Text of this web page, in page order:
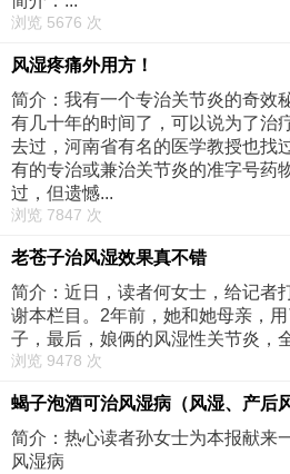
浏览 5676 次
风湿疼痛外用方！
简介：我有一个专治关节炎的奇效
有几十年的时间了，可以说为了治
去过，河南省有名的医学教授也找
有的专治或兼治关节炎的准字号药
过，但遗憾...
浏览 7847 次
老苍子治风湿效果真不错
简介：近日，读者何女士，给记者
谢本栏目。2年前，她和她母亲，
子，最后，娘俩的风湿性关节炎，
浏览 9478 次
蝎子泡酒可治风湿病（风湿、产后
简介：热心读者孙女士为本报献来
风湿病